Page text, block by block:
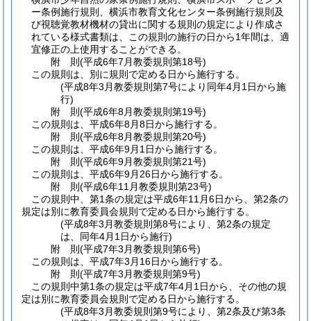
ー条例施行規則、横浜市教育文化センター条例施行規則及
び視聴覚教材機材の貸出に関する規則の規定により作成さ
れている様式書類は、この規則の施行の日から1年間は、適
宜修正の上使用することができる。
附 則(平成6年7月教委規則第18号)
この規則は、別に規則で定める日から施行する。
(平成8年3月教委規則第7号により同年4月1日から施
行)
附 則(平成6年8月教委規則第19号)
この規則は、平成6年8月8日から施行する。
附 則(平成6年8月教委規則第20号)
この規則は、平成6年9月1日から施行する。
附 則(平成6年9月教委規則第21号)
この規則は、平成6年9月26日から施行する。
附 則(平成6年11月教委規則第23号)
この規則中、第1条の規定は平成6年11月6日から、第2条の
規定は別に教育委員会規則で定める日から施行する。
(平成8年3月教委規則第8号により、第2条の規定
は、同年4月1日から施行)
附 則(平成7年3月教委規則第6号)
この規則は、平成7年3月16日から施行する。
附 則(平成7年3月教委規則第9号)
この規則中第1条の規定は平成7年4月1日から、その他の規
定は別に教育委員会規則で定める日から施行する。
(平成8年3月教委規則第9号により、第2条及び第3条